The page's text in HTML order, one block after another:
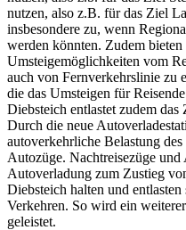
nutzen, also z.B. für das Ziel
insbesondere zu, wenn
werden könnten. Zudem
Umsteigemöglichkeiten vom
auch von Fernverkehrslinie zu
die das Umsteigen für
Diebsteich entlastet zudem
Durch die neue
autoverkehrliche Belastung
Autozüge. Nachtreisezüge
Autoverladung zum Zustieg
Diebsteich halten und
Verkehren. So wird ein
geleistet.